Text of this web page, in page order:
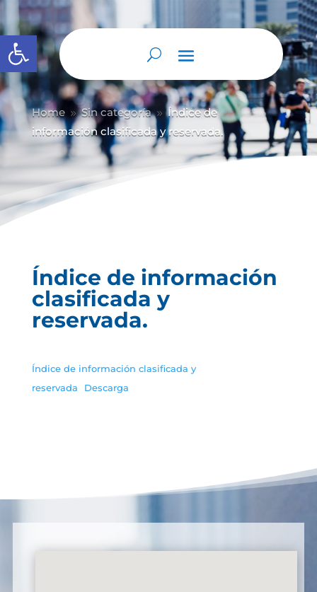
Abrir barra de herramientas
Home 9 Sin categoría 9 Índice de
información clasificada y reservada.
Índice de información
clasificada y
reservada.
Índice de información clasificada y
reservada
Descarga